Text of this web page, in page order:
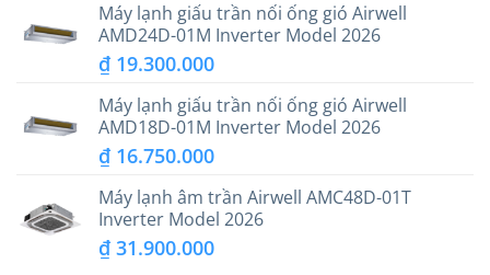
Máy lạnh giấu trần nối ống gió Airwell
AMD24D-01M Inverter Model 2026
₫ 19.300.000
Máy lạnh giấu trần nối ống gió Airwell
AMD18D-01M Inverter Model 2026
₫ 16.750.000
Máy lạnh âm trần Airwell AMC48D-01T
Inverter Model 2026
₫ 31.900.000